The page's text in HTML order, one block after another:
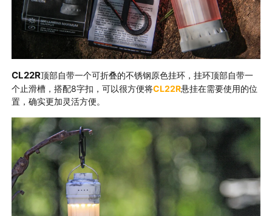
CL22R顶部自带一个可折叠的不锈钢原色挂环，挂环顶部自带一
个止滑槽，搭配8字扣，可以很方便将CL22R悬挂在需要使用的位
置，确实更加灵活方便。